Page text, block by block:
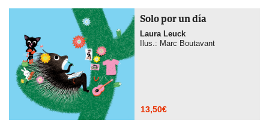
Solo por un día
Laura Leuck
Ilus.: Marc Boutavant
13,50€